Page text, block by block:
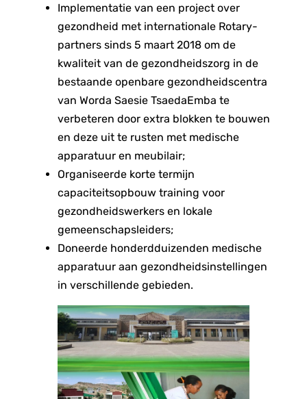
Implementatie van een project over
gezondheid met internationale Rotary-
partners sinds 5 maart 2018 om de
kwaliteit van de gezondheidszorg in de
bestaande openbare gezondheidscentra
van Worda Saesie TsaedaEmba te
verbeteren door extra blokken te bouwen
en deze uit te rusten met medische
apparatuur en meubilair;
Organiseerde korte termijn
capaciteitsopbouw training voor
gezondheidswerkers en lokale
gemeenschapsleiders;
Doneerde honderdduizenden medische
apparatuur aan gezondheidsinstellingen
in verschillende gebieden.